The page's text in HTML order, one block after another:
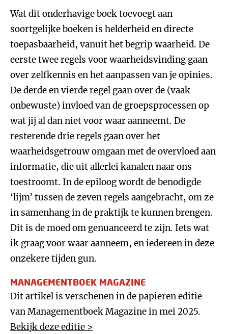
Wat dit onderhavige boek toevoegt aan
soortgelijke boeken is helderheid en directe
toepasbaarheid, vanuit het begrip waarheid. De
eerste twee regels voor waarheidsvinding gaan
over zelfkennis en het aanpassen van je opinies.
De derde en vierde regel gaan over de (vaak
onbewuste) invloed van de groepsprocessen op
wat jij al dan niet voor waar aanneemt. De
resterende drie regels gaan over het
waarheidsgetrouw omgaan met de overvloed aan
informatie, die uit allerlei kanalen naar ons
toestroomt. In de epiloog wordt de benodigde
‘lijm’ tussen de zeven regels aangebracht, om ze
in samenhang in de praktijk te kunnen brengen.
Dit is de moed om genuanceerd te zijn. Iets wat
ik graag voor waar aanneem, en iedereen in deze
onzekere tijden gun.
MANAGEMENTBOEK MAGAZINE
Dit artikel is verschenen in de papieren editie
van Managementboek Magazine in mei 2025.
Bekijk deze editie >